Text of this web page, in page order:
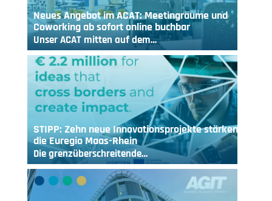
Neues Angebot im ACAT: Meetingräume und
Coworking ab sofort online buchbar
Unser ACAT mitten auf dem…
STIPP: Zehn neue Innovationsprojekte stärken
die Euregio Maas-Rhein
Die grenzüberschreitende…